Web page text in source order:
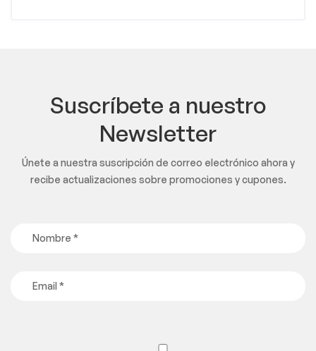
Suscríbete a nuestro
Newsletter
Únete a nuestra suscripción de correo electrónico ahora y
recibe actualizaciones sobre promociones y cupones.